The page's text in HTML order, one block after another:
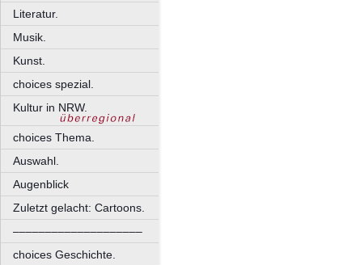
Literatur.
Musik.
Kunst.
choices spezial.
Kultur in NRW.
choices Thema.
Auswahl.
Augenblick
Zuletzt gelacht: Cartoons.
––––––––––––––––––––
choices Geschichte.